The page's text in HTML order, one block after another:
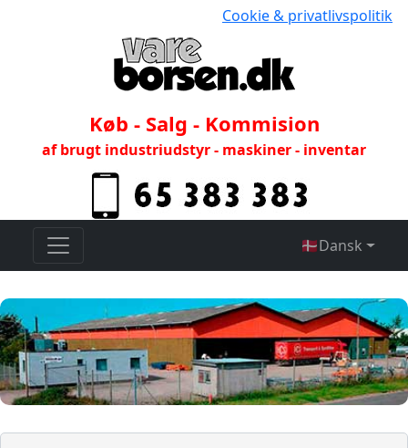
Cookie & privatlivspolitik
Køb - Salg - Kommision
af brugt industriudstyr - maskiner - inventar
🇩🇰Dansk